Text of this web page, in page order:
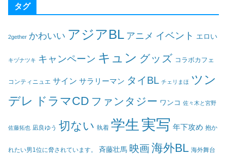
タグ
2gether かわいい アジアBL アニメ イベント エロい
キヅナツキ キャンペーン キュン グッズ コラボカフェ
コンティニュエ サイン サラリーマン タイBL チェリまほ ツン
デレ
ドラマCD ファンタジー ワンコ 佐々木と宮野
佐藤拓也 凪良ゆう 切ない 執着 学生 実写 年下攻め 抱か
れたい男1位に脅されています。 斉藤壮馬 映画海外BL 海外舞台